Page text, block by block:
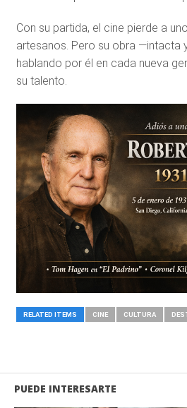
Con su partida, el cine pierde a
artesanos. Pero su obra —intacta
hablando por él en cada nueva
su talento.
RELATED ITEMS CINE CULTURA
PUEDE INTERESARTE